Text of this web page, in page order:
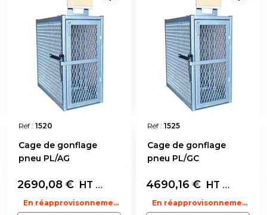
Réf : 1520
Cage de gonflage
pneu PL/AG
2690,08 € HT L'unité
En réapprovisonnement
Réf : 1525
Cage de gonflage
pneu PL/GC
4690,16 € HT L'unité
En réapprovisonnement